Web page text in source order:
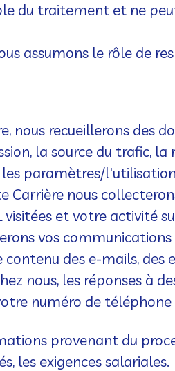
du traitement et ne
assumons le rôle de
nous recueillerons des
la source du trafic, la
paramètres/
Carrière nous
et votre activité
vos
des e-mails, des
nous, les réponses à
numéro de téléphone
provenant du
les exigences salariales.